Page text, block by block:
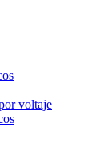
voltaje